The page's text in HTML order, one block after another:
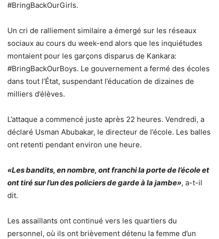
#BringBackOurGirls.
Un cri de ralliement similaire a émergé sur les réseaux
sociaux au cours du week-end alors que les inquiétudes
montaient pour les garçons disparus de Kankara:
#BringBackOurBoys. Le gouvernement a fermé des écoles
dans tout l’État, suspendant l’éducation de dizaines de
milliers d’élèves.
L’attaque a commencé juste après 22 heures. Vendredi, a
déclaré Usman Abubakar, le directeur de l’école. Les balles
ont retenti pendant environ une heure.
«Les bandits, en nombre, ont franchi la porte de l’école et
ont tiré sur l’un des policiers de garde à la jambe», a-t-il
dit.
Les assaillants ont continué vers les quartiers du
personnel, où ils ont brièvement détenu la femme d’un